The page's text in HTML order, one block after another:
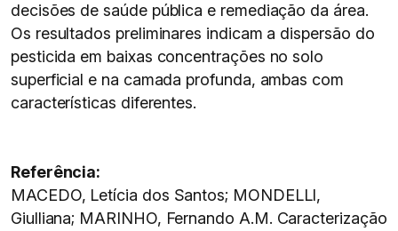
decisões de saúde pública e remediação da área.
Os resultados preliminares indicam a dispersão do
pesticida em baixas concentrações no solo
superficial e na camada profunda, ambas com
características diferentes.
Referência:
MACEDO, Letícia dos Santos; MONDELLI,
Giulliana; MARINHO, Fernando A.M. Caracterização